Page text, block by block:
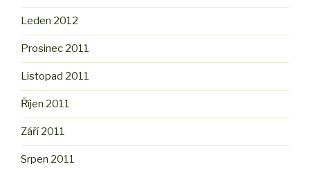
Leden 2012
Prosinec 2011
Listopad 2011
Říjen 2011
Září 2011
Srpen 2011